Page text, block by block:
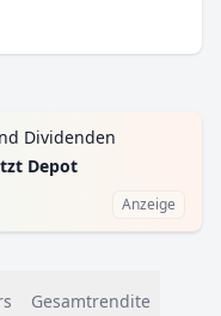
Dividenden
Depot
Anzeige
Gesamtrendite